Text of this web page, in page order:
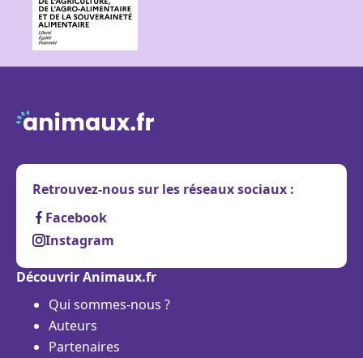
Retrouvez-nous sur les réseaux sociaux :
Facebook
Instagram
Découvrir Animaux.fr
Qui sommes-nous ?
Auteurs
Partenaires